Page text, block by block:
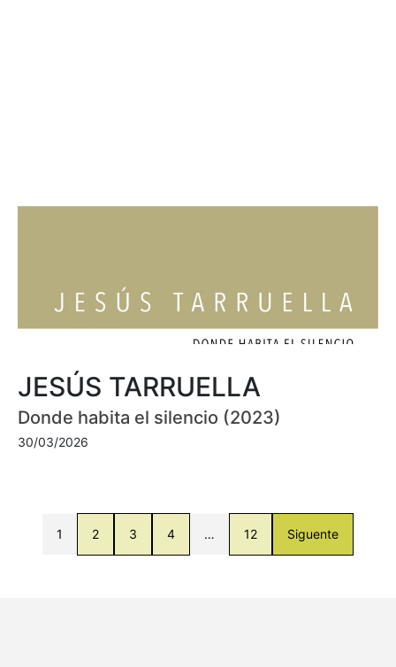
JESÚS TARRUELLA
Donde habita el silencio (2023)
30/03/2026
1 2 3 4 … 12 Siguente